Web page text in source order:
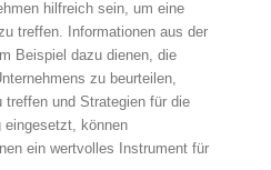
hilfreich sein, um eine
treffen. Informationen aus der
Beispiel dazu dienen, die
zu beurteilen,
und Strategien für die
können
ein wertvolles Instrument für